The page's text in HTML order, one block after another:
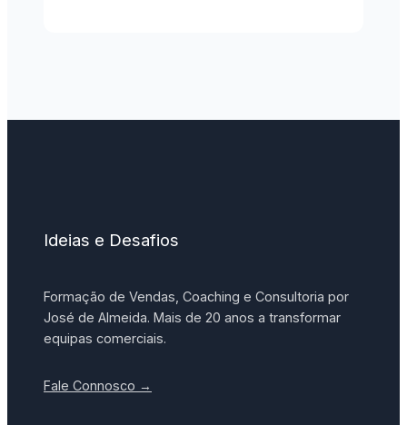
Ideias e Desafios
Formação de Vendas, Coaching e Consultoria por
José de Almeida. Mais de 20 anos a transformar
equipas comerciais.
Fale Connosco →